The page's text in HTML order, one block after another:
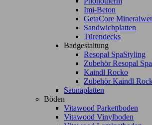
Imi-Beton
GetaCore
Sandwichplatten
Türendecks
Badgestaltung
Resopal SpaStyling
Zubehör Resopal
Kaindl Rocko
Zubehör Kaindl
Saunaplatten
Böden
Vitawood Parkettboden
Vitawood Vinylboden